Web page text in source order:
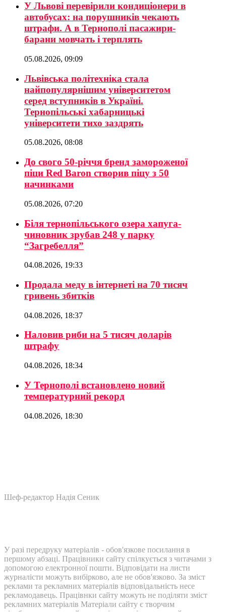
У Львові перевірили кондиціонери в
автобусах: на порушників чекають
штрафи. А в Тернополі пасажири-
барани мовчать і терплять
05.08.2026, 09:09
Львівська політехніка стала
найпопулярнішим університетом
серед вступників в Україні.
Тернопільські хабарницькі
університети тихо заздрять
05.08.2026, 08:08
До свого 50-річчя бренд замороженої
піци Red Baron створив піцу з 50
начинками
05.08.2026, 07:20
Біля тернопільського озера хапуга-
чиновник зрубав 248 у парку
“Загребелля”
04.08.2026, 19:33
Продала меду в інтернеті на 70 тисяч
гривень збитків
04.08.2026, 18:37
Наловив риби на 5 тисяч доларів
штрафу
04.08.2026, 18:34
У Тернополі встановлено новий
температурний рекорд
04.08.2026, 18:30
Шеф-редактор Надія Сеник
У разі передруку матеріалів - обов'язкове посилання в
першому абзаці. Працівники сайту спілкується з читачами з
допомогою електронної пошти. Відповідати на листи
журналісти можуть вибірково, але не обов'язково. За зміст
реклами та рекламних матеріалів відповідальність несе
рекламодавець. Працівнки сайту можуть не поділяти зміст
рекламних матеріалів Матеріали сайту є творчим